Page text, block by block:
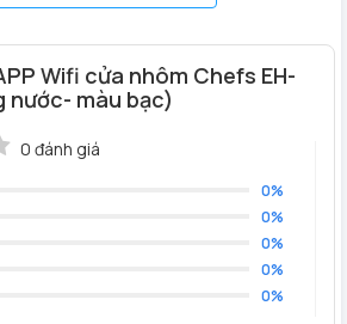
Wifi cửa nhôm Chefs EH-
nước- màu bạc)
0 đánh giá
0%
0%
0%
0%
0%